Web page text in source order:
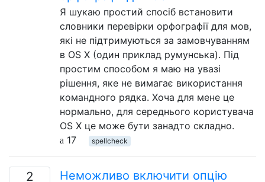
Я шукаю простий спосіб встановити
словники перевірки орфографії для мов,
які не підтримуються за замовчуванням
в OS X (один приклад румунська). Під
простим способом я маю на увазі
рішення, яке не вимагає використання
командного рядка. Хоча для мене це
нормально, для середнього користувача
OS X це може бути занадто складно.
17
spellcheck
2
Неможливо включити опцію